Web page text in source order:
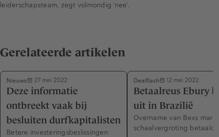
leiderschapsteam, zegt volmondig ‘nee’.
Gerelateerde artikelen
Nieuws 27 mei 2022
Deze informatie
ontbreekt vaak bij
besluiten durfkapitalisten
Betere investeringsbeslissingen
Dealflash 12 mei 2022
Betaalreus Ebury
uit in Brazilië
Overname van Bexs
schaalvergroting